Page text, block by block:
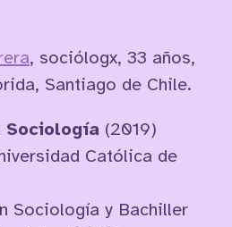
, sociólogx, 33 años,
Santiago de Chile.
Sociología (2019)
Católica de
Sociología y Bachiller